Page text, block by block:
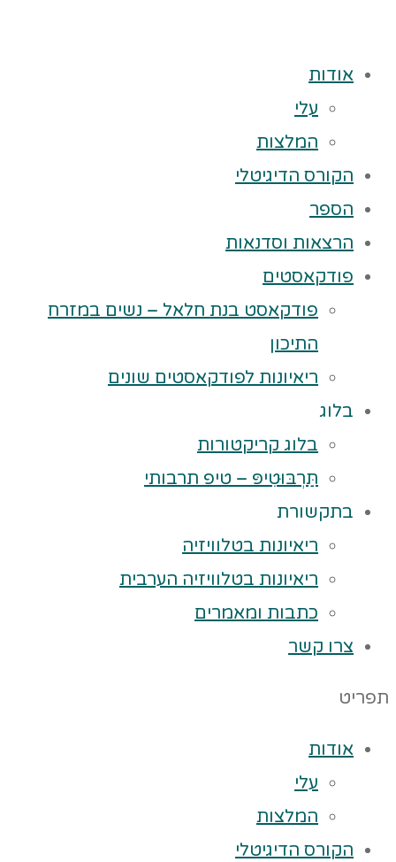
אודות
עלי
המלצות
הקורס הדיגיטלי
הספר
הרצאות וסדנאות
פודקאסטים
פודקאסט בנת חלאל – נשים במזרח
התיכון
ריאיונות לפודקאסטים שונים
בלוג
בלוג קריקטורות
תַּרְבּוּטִיפּ – טיפ תרבותי
בתקשורת
ריאיונות בטלוויזיה
ריאיונות בטלוויזיה הערבית
כתבות ומאמרים
צרו קשר
תפריט
אודות
עלי
המלצות
הקורס הדיגיטלי